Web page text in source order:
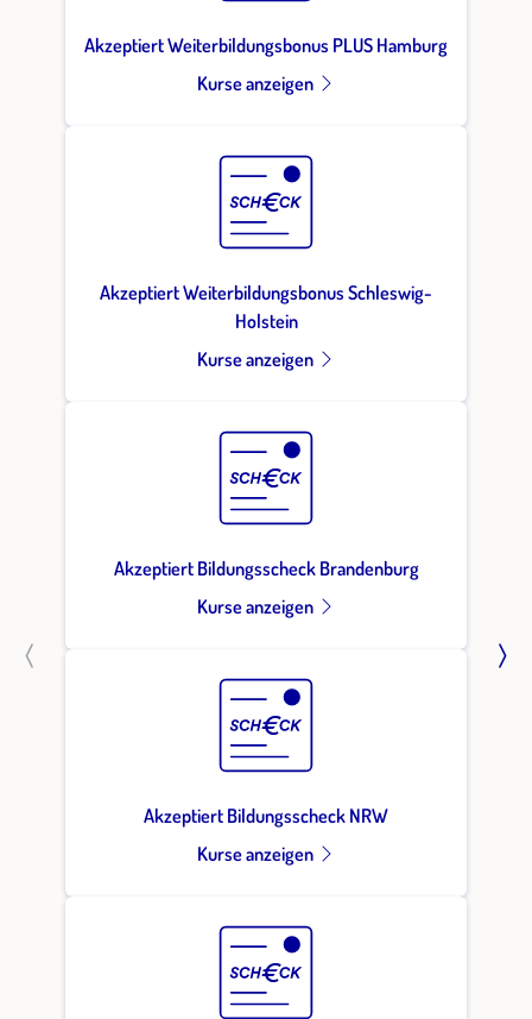
Akzeptiert Weiterbildungsbonus PLUS Hamburg
Kurse anzeigen
Akzeptiert Weiterbildungsbonus Schleswig-
Holstein
Kurse anzeigen
Akzeptiert Bildungsscheck Brandenburg
Kurse anzeigen
Akzeptiert Bildungsscheck NRW
Kurse anzeigen